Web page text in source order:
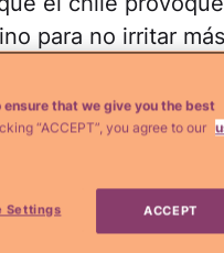
para no irritar
mira la galería de
maravillosos los
picante.
ensure that we give you the best
“ACCEPT”, you agree to our
Settings ACCEPT